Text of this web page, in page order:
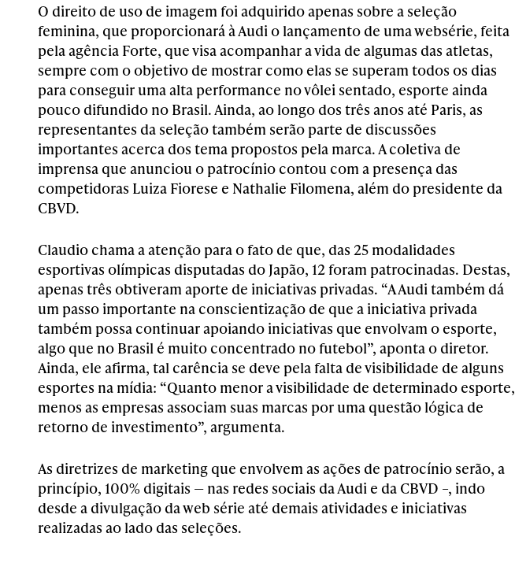
O direito de uso de imagem foi adquirido apenas sobre a seleção
feminina, que proporcionará à Audi o lançamento de uma websérie, feita
pela agência Forte, que visa acompanhar a vida de algumas das atletas,
sempre com o objetivo de mostrar como elas se superam todos os dias
para conseguir uma alta performance no vôlei sentado, esporte ainda
pouco difundido no Brasil. Ainda, ao longo dos três anos até Paris, as
representantes da seleção também serão parte de discussões
importantes acerca dos tema propostos pela marca. A coletiva de
imprensa que anunciou o patrocínio contou com a presença das
competidoras Luiza Fiorese e Nathalie Filomena, além do presidente da
CBVD.
Claudio chama a atenção para o fato de que, das 25 modalidades
esportivas olímpicas disputadas do Japão, 12 foram patrocinadas. Destas,
apenas três obtiveram aporte de iniciativas privadas. “A Audi também dá
um passo importante na conscientização de que a iniciativa privada
também possa continuar apoiando iniciativas que envolvam o esporte,
algo que no Brasil é muito concentrado no futebol”, aponta o diretor.
Ainda, ele afirma, tal carência se deve pela falta de visibilidade de alguns
esportes na mídia: “Quanto menor a visibilidade de determinado esporte,
menos as empresas associam suas marcas por uma questão lógica de
retorno de investimento”, argumenta.
As diretrizes de marketing que envolvem as ações de patrocínio serão, a
princípio, 100% digitais — nas redes sociais da Audi e da CBVD –, indo
desde a divulgação da web série até demais atividades e iniciativas
realizadas ao lado das seleções.